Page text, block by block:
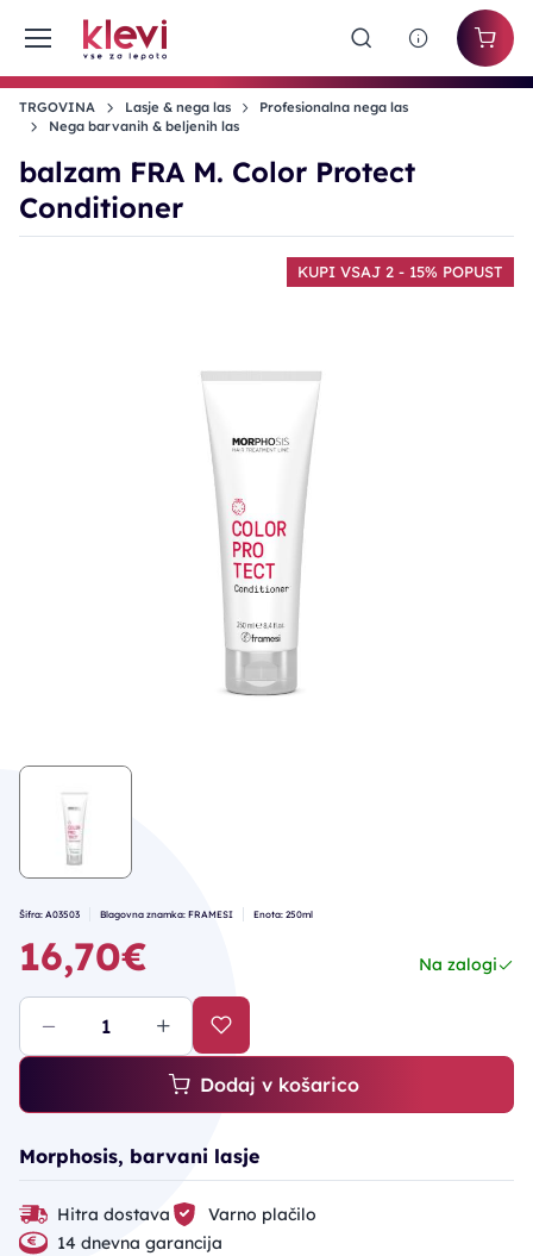
TRGOVINA Lasje & nega las
Profesionalna nega las
Nega barvanih & beljenih las
balzam FRA M. Color Protect
Conditioner
KUPI VSAJ 2 - 15% POPUST
Šifra: A03503 Blagovna znamka: FRAMESI Enota: 250ml
16,70€ Na zalogi
Dodaj v košarico
Morphosis, barvani lasje
Hitra dostava
Varno plačilo
14 dnevna garancija